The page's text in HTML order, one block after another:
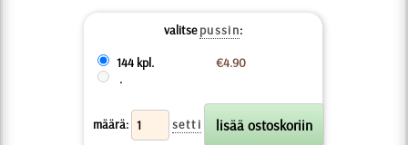
valitsepussin:
144 kpl.
€4.90
.
määrä: setti